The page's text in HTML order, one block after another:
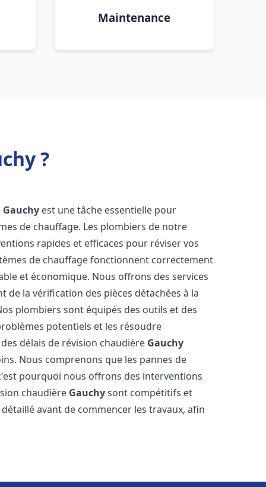
Maintenance
?
Gauchy est une tâche essentielle pour
de chauffage. Les plombiers de notre
rapides et efficaces pour réviser vos
de chauffage fonctionnent correctement
et économique. Nous offrons des services
de la vérification des pièces détachées à la
plombiers sont équipés des outils et des
potentiels et les résoudre
délais de révision chaudière Gauchy
Nous comprenons que les pannes de
pourquoi nous offrons des interventions
chaudière Gauchysont compétitifs et
avant de commencer les travaux, afin